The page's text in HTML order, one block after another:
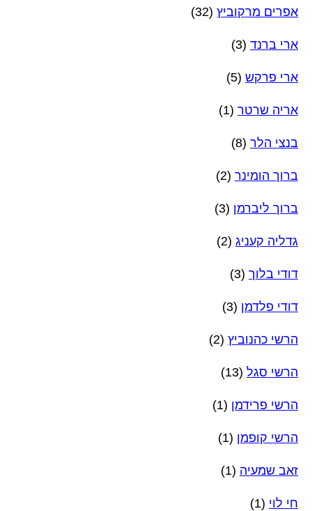
אפרים מרקוביץ (32)
ארי ברנד (3)
ארי פרקש (5)
אריה שרטר (1)
בנצי הלר (8)
ברוך הומינר (2)
ברוך ליברמן (3)
גדליה קעניג (2)
דודי בלוך (3)
דודי פלדמן (3)
הרשי כהנוביץ (2)
הרשי סגל (13)
הרשי פרידמן (1)
הרשי קופמן (1)
זאב שמעיה (1)
חי לוי (1)